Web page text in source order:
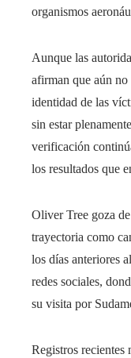
organismos
Aunque las
afirman que aún
identidad de las
sin estar
verificación
los resultados que
Oliver Tree goza
trayectoria como
los días anteriores
redes sociales,
su visita por
Registros recientes